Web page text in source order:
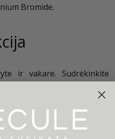
Bromide.
ir vakare. Sudrėkinkite
su drėkinamuoju kremu
Cream“.